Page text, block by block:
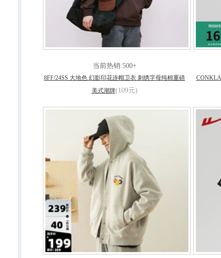
当前热销:500+
8FF/24SS 大地色 幻影印花连帽卫衣 刺绣字母纯棉重磅
美式潮牌(109元)